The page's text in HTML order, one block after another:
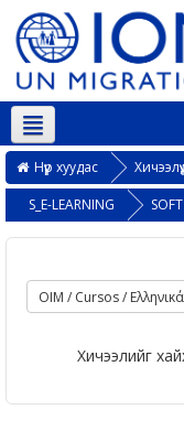
Монгол ‎(mn)‎
Нүүр хуудас
S_E-LEARNING
Хичээлийг